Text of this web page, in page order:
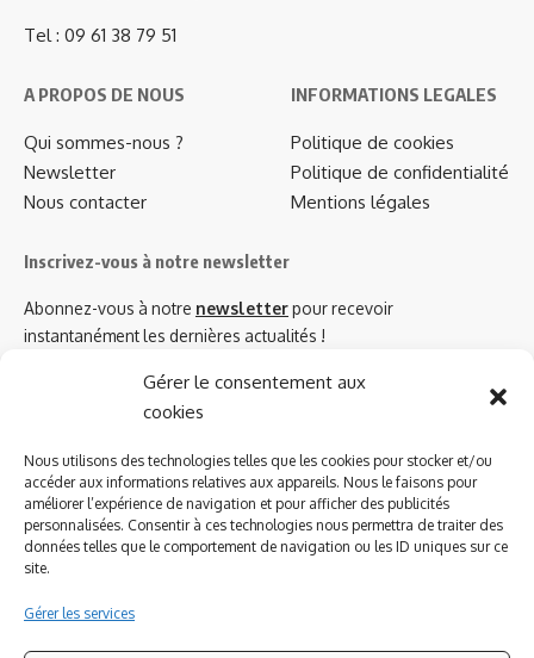
Gérer le consentement aux
cookies
Nous utilisons des technologies telles que les cookies pour stocker et/ou
accéder aux informations relatives aux appareils. Nous le faisons pour
améliorer l’expérience de navigation et pour afficher des publicités
personnalisées. Consentir à ces technologies nous permettra de traiter des
données telles que le comportement de navigation ou les ID uniques sur ce
site.
Gérer les services
Tel : 09 61 38 79 51
A PROPOS DE NOUS
Qui sommes-nous ?
Newsletter
Nous contacter
INFORMATIONS LEGALES
Politique de cookies
Politique de confidentialité
Mentions légales
Inscrivez-vous à notre newsletter
Abonnez-vous à notre newsletterpour recevoir
instantanément les dernières actualités !
Azinat.com TV soutient